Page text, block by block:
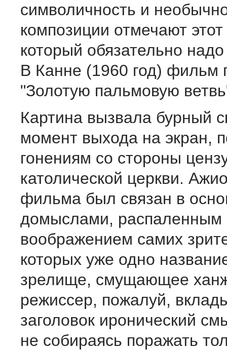
символичность и
композиции отмечают
который обязательно
В Канне (1960 год) фильм
"Золотую пальмовую
Картина вызвала бурный
момент выхода на экран,
гонениям со стороны
католической церкви.
фильма был связан в
домыслами, распаленным
воображением самих
которых уже одно
зрелище, смущающее
режиссер, пожалуй,
заголовок иронический
не собираясь поражать